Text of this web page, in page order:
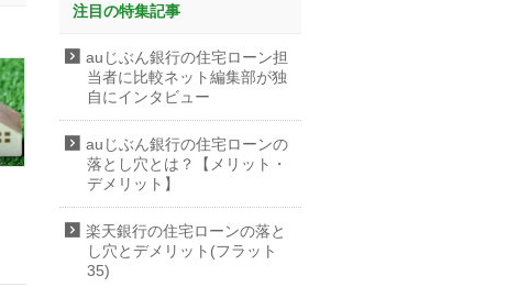
注目の特集記事
auじぶん銀行の住宅ローン担
当者に比較ネット編集部が独
自にインタビュー
auじぶん銀行の住宅ローンの
落とし穴とは？【メリット・
デメリット】
楽天銀行の住宅ローンの落と
し穴とデメリット(フラット
35)